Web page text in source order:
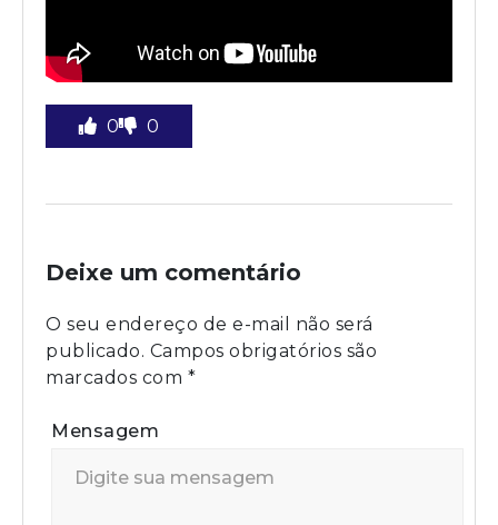
0 0
Deixe um comentário
O seu endereço de e-mail não será
publicado. Campos obrigatórios são
marcados com *
Mensagem